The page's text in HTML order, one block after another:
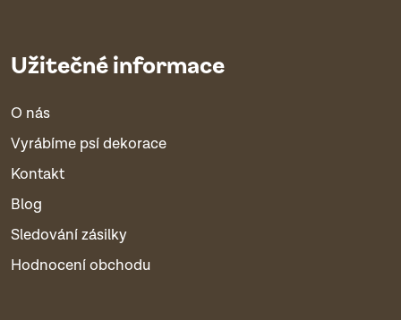
Užitečné informace
O nás
Vyrábíme psí dekorace
Kontakt
Blog
Sledování zásilky
Hodnocení obchodu